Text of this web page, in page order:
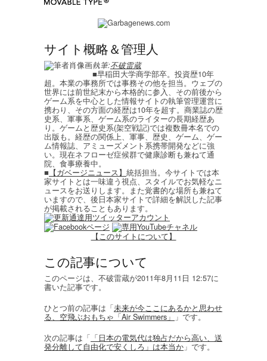
サイト概略＆管理人
執筆:不破雷蔵
■早稲田大学商学部卒。投資歴10年
超。本業の事務所では事務その他を担当。ウェブの
世界には前世紀末から本格的に参入、その前後から
ゲーム系を中心とした情報サイトの執筆管理運営に
携わり、その方面の経歴は10年を超す。商業誌の歴
史系、軍事系、ゲーム系のライターの長期経歴あ
り。ゲームと歴史系(架空戦記)では複数冊本名での
出版も。経歴の関係上、軍事、歴史、ゲーム、ゲー
ム情報誌、アミューズメント系携帯開発などに強
い。現在ネフローゼ症候群で健康診断も兼ねて通
院、食事療養中。
■ 【ガベージニュース】 統括担当。今サイトでは本
家サイトとは一味違う視点、スタイルでお気軽なニ
ュースをお送りします。また覚書的な場所も兼ねて
いますので、後日本家サイトで詳細を解説した記事
が掲載されることもあります。
【このサイトについて】
この記事について
このページは、不破雷蔵が2011年8月11日 12:57に
書いた記事です。
ひとつ前の記事は「未来が今ここにあるかと思わせ
る、空飛ぶおもちゃ「Air Swimmers」
」です。
次の記事は「 「日本の電気代は独占だから高い、送
発分離して自由化で安くしろ」は本当か 」です。